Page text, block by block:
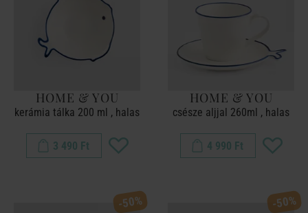
HOME & YOU
kerámia tálka 200 ml , halas
3 490 Ft
HOME & YOU
csésze aljjal 260ml , halas
4 990 Ft
-50% -50%